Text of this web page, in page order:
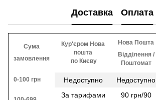
Доставка Оплата
Сума
замовлення
Кур'єром Нова
пошта
​​ по Києву
Нова Пошта
Відділення /
Поштомат
0-100 грн
Недоступно Недоступно
За тарифами
90 грн/90